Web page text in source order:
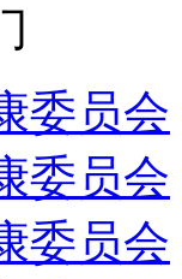
委员会
委员会
委员会